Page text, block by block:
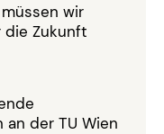
wir
die Zukunft
an der TU Wien